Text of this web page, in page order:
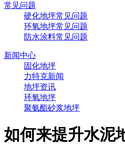
常见问题
硬化地坪常见问题
环氧地坪常见问题
防水涂料常见问题
新闻中心
固化地坪
力特克新闻
地坪资讯
环氧地坪
聚氨酯砂浆地坪
如何来提升水泥